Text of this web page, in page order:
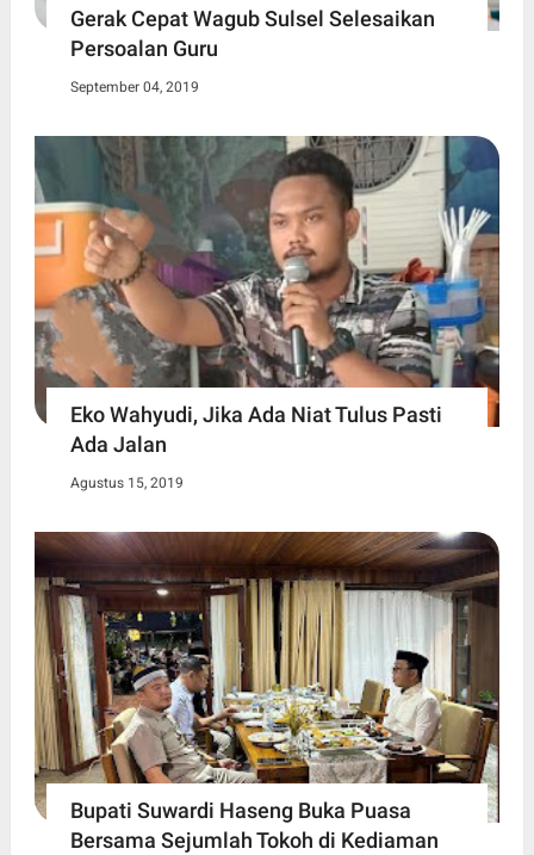
Gerak Cepat Wagub Sulsel Selesaikan
Persoalan Guru
September 04, 2019
Eko Wahyudi, Jika Ada Niat Tulus Pasti
Ada Jalan
Agustus 15, 2019
Bupati Suwardi Haseng Buka Puasa
Bersama Sejumlah Tokoh di Kediaman